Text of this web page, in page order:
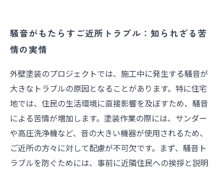
騒音がもたらすご近所トラブル：知られざる苦
情の実情
外壁塗装のプロジェクトでは、施工中に発生する騒音が
大きなトラブルの原因となることがあります。特に住宅
地では、住民の生活環境に直接影響を及ぼすため、騒音
による苦情が増加します。塗装作業の際には、サンダー
や高圧洗浄機など、音の大きい機器が使用されるため、
ご近所の方々に対して配慮が不可欠です。まず、騒音ト
ラブルを防ぐためには、事前に近隣住民への挨拶と説明